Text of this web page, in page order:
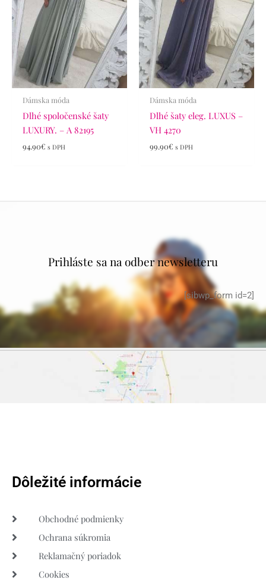
Dámska móda
Dlhé spoločenské šaty
LUXURY. – A 82195
94.90€ s DPH
Dámska móda
Dlhé šaty eleg. LUXUS –
VH 4270
99.90€ s DPH
Prihláste sa na odber newsletteru
[sibwp_form id=2]
Dôležité informácie
Obchodné podmienky
Ochrana súkromia
Reklamačný poriadok
Cookies